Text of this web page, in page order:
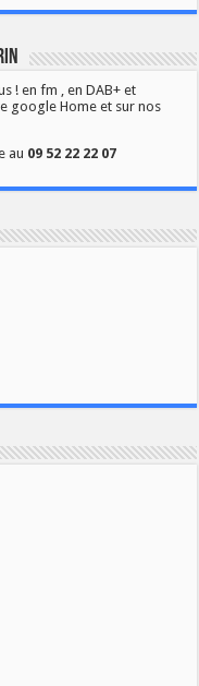
! en fm , en DAB+ et
google Home et sur nos
au 09 52 22 22 07